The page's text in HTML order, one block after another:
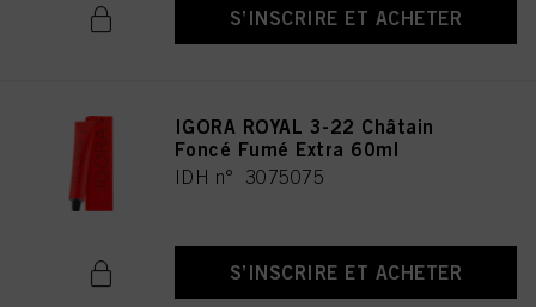
S’INSCRIRE ET ACHETER
IGORA ROYAL 3-22 Châtain
Foncé Fumé Extra 60ml
IDH n° 3075075
S’INSCRIRE ET ACHETER